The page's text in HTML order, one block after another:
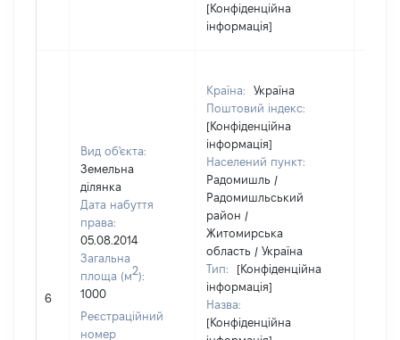
[Конфіденційна
інформація]
6
Вид об'єкта:
Земельна
ділянка
Дата набуття
права:
05.08.2014
Загальна
площа (м2):
1000
Реєстраційний
номер
Країна:
Україна
Поштовий індекс:
[Конфіденційна
інформація]
Населений пункт:
Радомишль /
Радомишльський
район /
Житомирська
область / Україна
Тип:
[Конфіденційна
інформація]
Назва:
[Конфіденційна